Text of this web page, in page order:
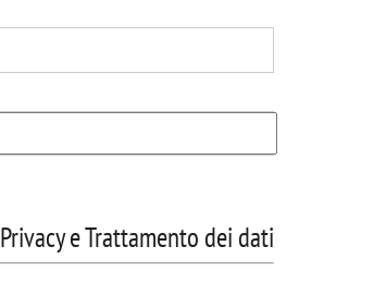
Privacy e Trattamento dei dati